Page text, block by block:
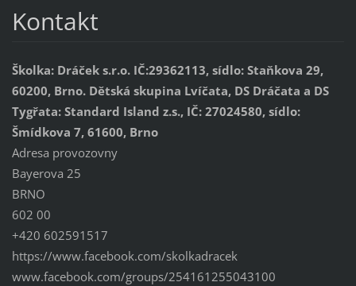
Kontakt
Školka: Dráček s.r.o. IČ:29362113, sídlo: Staňkova 29,
60200, Brno. Dětská skupina Lvíčata, DS Dráčata a DS
Tygřata: Standard Island z.s., IČ: 27024580, sídlo:
Šmídkova 7, 61600, Brno
Adresa provozovny
Bayerova 25
BRNO
602 00
+420 602591517
https://www.facebook.com/skolkadracek
www.facebook.com/groups/254161255043100